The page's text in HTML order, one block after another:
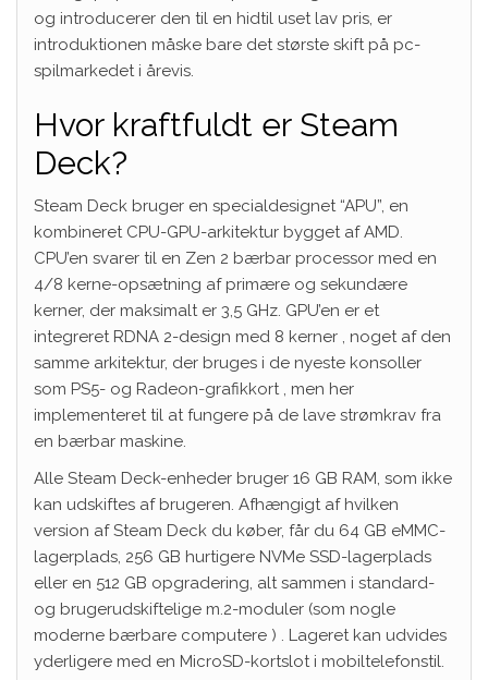
og introducerer den til en hidtil uset lav pris, er
introduktionen måske bare det største skift på pc-
spilmarkedet i årevis.
Hvor kraftfuldt er Steam
Deck?
Steam Deck bruger en specialdesignet “APU”, en
kombineret CPU-GPU-arkitektur bygget af AMD.
CPU’en svarer til en Zen 2 bærbar processor med en
4/8 kerne-opsætning af primære og sekundære
kerner, der maksimalt er 3,5 GHz. GPU’en er et
integreret RDNA 2-design med 8 kerner , noget af den
samme arkitektur, der bruges i de nyeste konsoller
som PS5- og Radeon-grafikkort , men her
implementeret til at fungere på de lave strømkrav fra
en bærbar maskine.
Alle Steam Deck-enheder bruger 16 GB RAM, som ikke
kan udskiftes af brugeren. Afhængigt af hvilken
version af Steam Deck du køber, får du 64 GB eMMC-
lagerplads, 256 GB hurtigere NVMe SSD-lagerplads
eller en 512 GB opgradering, alt sammen i standard-
og brugerudskiftelige m.2-moduler (som nogle
moderne bærbare computere ) . Lageret kan udvides
yderligere med en MicroSD-kortslot i mobiltelefonstil.